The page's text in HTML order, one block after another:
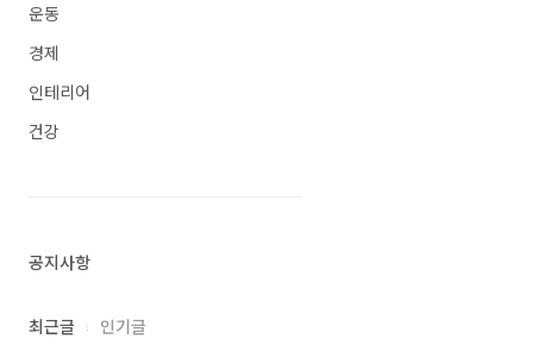
운동
경제
인테리어
건강
공지사항
최근글 인기글